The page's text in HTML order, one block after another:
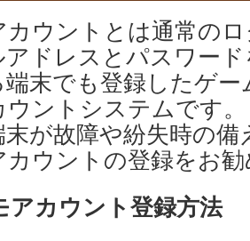
カウントとは通常の
アドレスとパスワー
端末でも登録したゲ
ントシステムです。
末が故障や紛失時の
カウントの登録をお
アカウント登録方法